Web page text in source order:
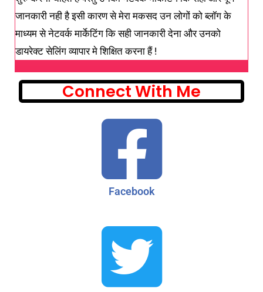
जानकारी नही है इसी कारण से मेरा मकसद उन लोगों को ब्लॉग के
माध्यम से नेटवर्क मार्केटिंग कि सही जानकारी देना और उनको
डायरेक्ट सेलिंग व्यापार मे शिक्षित करना हैं !
Connect With Me
Facebook